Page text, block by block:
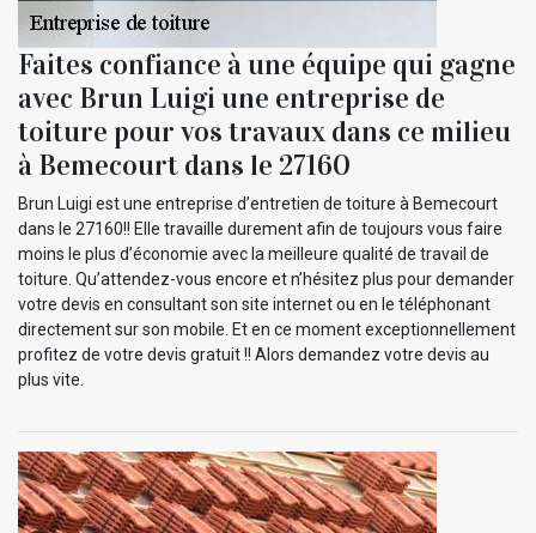
Faites confiance à une équipe qui gagne
avec Brun Luigi une entreprise de
toiture pour vos travaux dans ce milieu
à Bemecourt dans le 27160
Brun Luigi est une entreprise d’entretien de toiture à Bemecourt
dans le 27160!! Elle travaille durement afin de toujours vous faire
moins le plus d’économie avec la meilleure qualité de travail de
toiture. Qu’attendez-vous encore et n’hésitez plus pour demander
votre devis en consultant son site internet ou en le téléphonant
directement sur son mobile. Et en ce moment exceptionnellement
profitez de votre devis gratuit !! Alors demandez votre devis au
plus vite.